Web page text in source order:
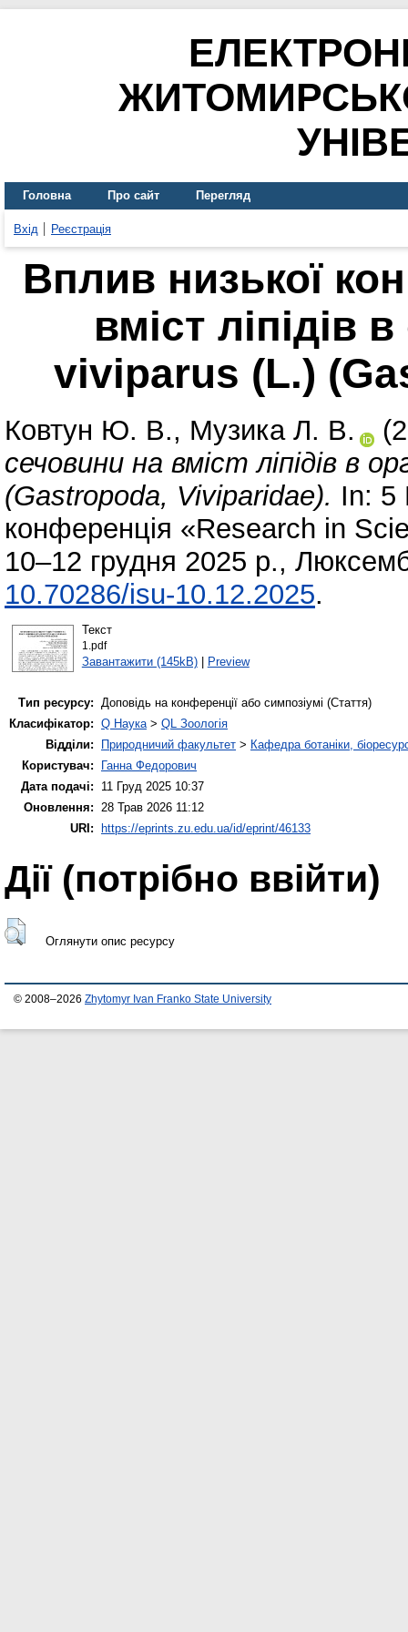
Головна Про сайт Перегляд
Вхід Реєстрація
Вплив низької
вміст ліпідів
viviparus (L.)
Ковтун Ю. В., Музика Л. В.
сечовини на вміст ліпідів в
(Gastropoda, Viviparidae). In: 5
конференція «Research in
10–12 грудня 2025 р.,
10.70286/isu-10.12.2025.
Текст
1.pdf
Завантажити (145kB)| Preview
Тип ресурсу: Доповідь на конференції або симпозіумі (Стаття)
Класифікатор: Q Наука> QL Зоологія
Відділи:
Природничий факультет > Кафедра ботаніки,
Користувач:
Ганна Федорович
Дата подачі:
11 Груд 2025 10:37
Оновлення: 28 Трав 2026 11:12
URI:
https://eprints.zu.edu.ua/id/eprint/46133
Дії ​​(потрібно ввійти)
Оглянути опис ресурсу
© 2008–2026 Zhytomyr Ivan Franko State University